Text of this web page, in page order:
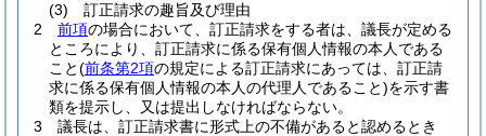
(3)
訂正請求の趣旨及び理由
2
前項の場合において、訂正請求をする者は、議長が定める
ところにより、訂正請求に係る保有個人情報の本人である
こと(前条第2項の規定による訂正請求にあっては、訂正請
求に係る保有個人情報の本人の代理人であること)を示す書
類を提示し、又は提出しなければならない。
3
議長は、訂正請求書に形式上の不備があると認めるとき